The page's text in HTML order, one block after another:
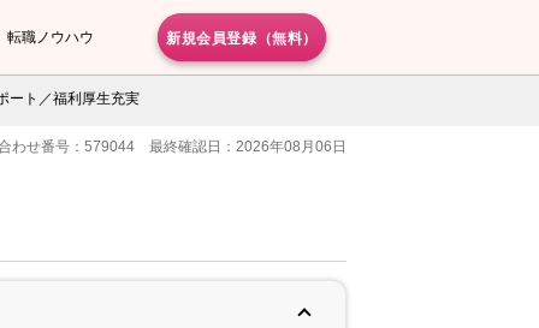
転職ノウハウ 新規会員登録（無料）
ート／福利厚生充実
わせ番号：579044 最終確認日：2026年08月06日